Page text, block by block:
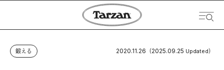
鍛える 2020.11.26 （2025.09.25 Updated）